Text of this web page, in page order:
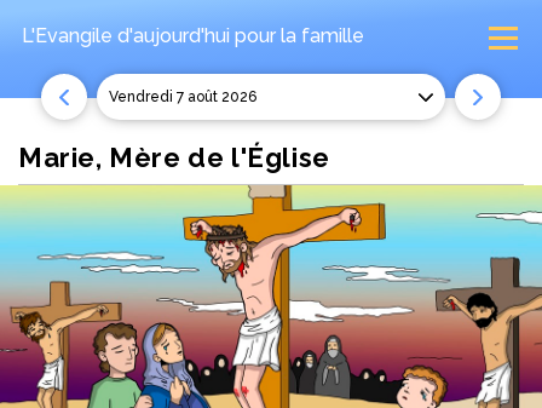
L'Evangile d'aujourd'hui pour la famille
vendredi 7 août 2026
Marie, Mère de l'Église